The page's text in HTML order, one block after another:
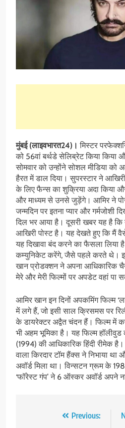
मुंबई (लाइवभारत24)। मिस्टर
को 56वां बर्थडे सेलिब्रेट किया किया
सोमवार को उन्होंने सोशल मीडिया
हैरत में डाल दिया। सुपरस्टार ने
के लिए फैन्स का शुक्रिया अदा किया
और माध्यम से उनसे जुड़ेंगे। आमिर ने
जन्मदिन पर इतना प्यार और गर्मजोशी
दिल भर आया है। दूसरी खबर यह है कि
आखिरी पोस्ट है। यह देखते हुए कि मैं वैसे
यह दिखावा बंद करने का फैसला लिया
कम्युनिकेट करेंगे, जैसे पहले करते थे।
खान प्रोडक्शन ने अपना आधिकारिक
मेरे और मेरी फिल्मों पर अपडेट वहां पा
आमिर खान इन दिनों अपकमिंग फिल्म
में लगे हैं, जो इसी साल क्रिसमस पर
के डायरेक्टर अद्वैत चंदन हैं। फिल्म में
भी अहम भूमिका है। यह फिल्म हॉलीवुड
(1994) की आधिकारिक हिंदी रीमेक
वाला किरदार टॉम हैंक्स ने निभाया
अवॉर्ड मिला था। विन्सटन ग्रूम के
‘फॉरेस्ट गंप’ ने 6 ऑस्कर अवॉर्ड अपने
Previous: